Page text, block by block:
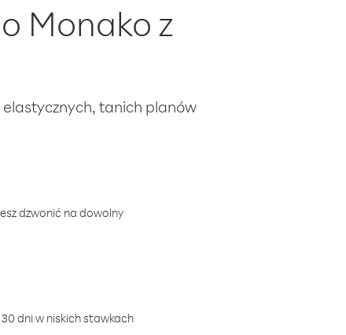
Monako z
elastycznych, tanich planów
dzwonić na dowolny
dni w niskich stawkach